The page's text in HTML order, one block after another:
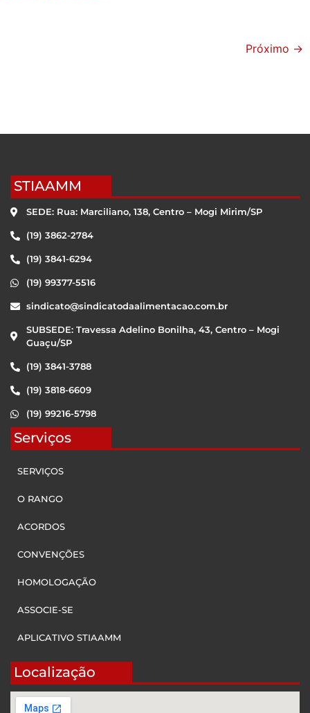
Próximo →
STIAAMM
SEDE: Rua: Marciliano, 138, Centro – Mogi Mirim/SP
(19) 3862-2784
(19) 3841-6294
(19) 99377-5516
sindicato@sindicatodaalimentacao.com.br
SUBSEDE: Travessa Adelino Bonilha, 43, Centro – Mogi
Guaçu/SP
(19) 3841-3788
(19) 3818-6609
(19) 99216-5798
Serviços
SERVIÇOS
O RANGO
ACORDOS
CONVENÇÕES
HOMOLOGAÇÃO
ASSOCIE-SE
APLICATIVO STIAAMM
Localização